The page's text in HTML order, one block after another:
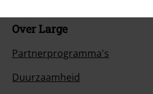
Over Large
Partnerprogramma's
Duurzaamheid